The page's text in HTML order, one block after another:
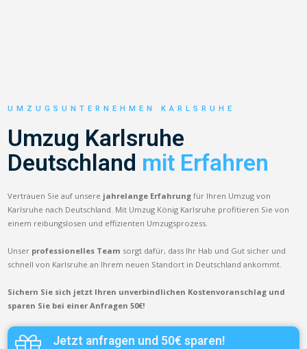
UMZUGSUNTERNEHMEN KARLSRUHE
Umzug Karlsruhe
Deutschland mit Erfahren
Vertrauen Sie auf unsere jahrelange Erfahrung für Ihren Umzug von
Karlsruhe nach Deutschland. Mit Umzug König Karlsruhe profitieren Sie von
einem reibungslosen und effizienten Umzugsprozess.
Unser professionelles Team sorgt dafür, dass Ihr Hab und Gut sicher und
schnell von Karlsruhe an Ihrem neuen Standort in Deutschland ankommt.
Sichern Sie sich jetzt Ihren unverbindlichen Kostenvoranschlag und
sparen Sie bei einer Anfragen 50€!
Jetzt anfragen und 50€ sparen!